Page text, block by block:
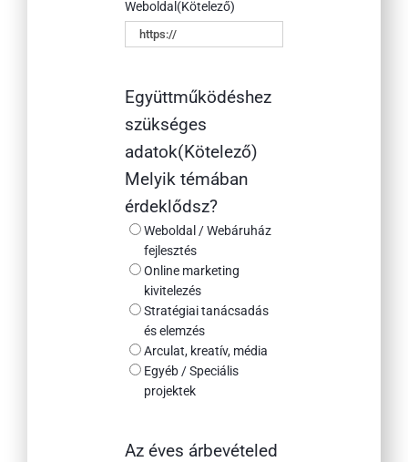
Weboldal (Kötelező)
Együttműködéshez
szükséges
adatok(Kötelező)
Melyik témában
érdeklődsz?
Weboldal / Webáruház
fejlesztés
Online marketing
kivitelezés
Stratégiai tanácsadás
és elemzés
Arculat, kreatív, média
Egyéb / Speciális
projektek
Az éves árbevételed